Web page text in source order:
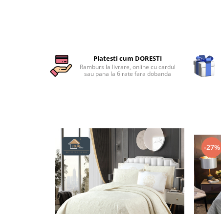
Set Lenjerie De Pat Blana
Artificiala De Iepure, 6 Piese, 2
Set Lenjerie De Pat, 7 Piese, Cu
Pilota / Cuvertura Inclusa
Set Lenjerie De Pat Jacquard Regal,
11 Piese, Cuvertura Inclusa
Lenjerii Damasc Egiptean King Size
Lenjerii De Pat, Finet Premium, 1
Platesti cum DORESTI
Ramburs la livrare, online cu cardul
sau pana la 6 rate fara dobanda
-27%